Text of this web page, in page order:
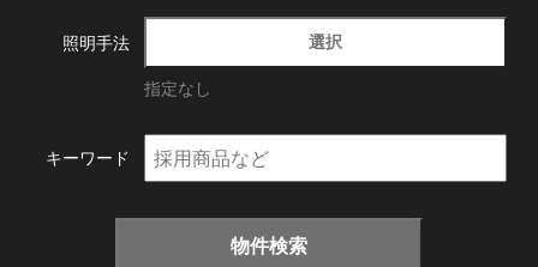
照明手法 選択
指定なし
キーワード
物件検索